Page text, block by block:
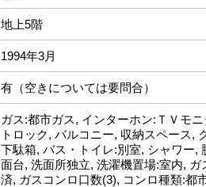
地上5階
1994年3月
有（空きについては要問合）
ガス:都市ガス, インターホン:ＴＶモ
トロック, バルコニー, 収納スペース,
下駄箱, バス・トイレ:別室, シャワー,
面台, 洗面所独立, 洗濯機置場:室内, ガ
済, ガスコンロ口数(3), コンロ種類:都